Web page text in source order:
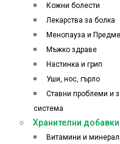
Кожни болести
Лекарства за болка
Менопауза и
Мъжко здраве
Настинка и грип
Уши, нос, гърло
Ставни проблеми и
система
Хранителни
Витамини и